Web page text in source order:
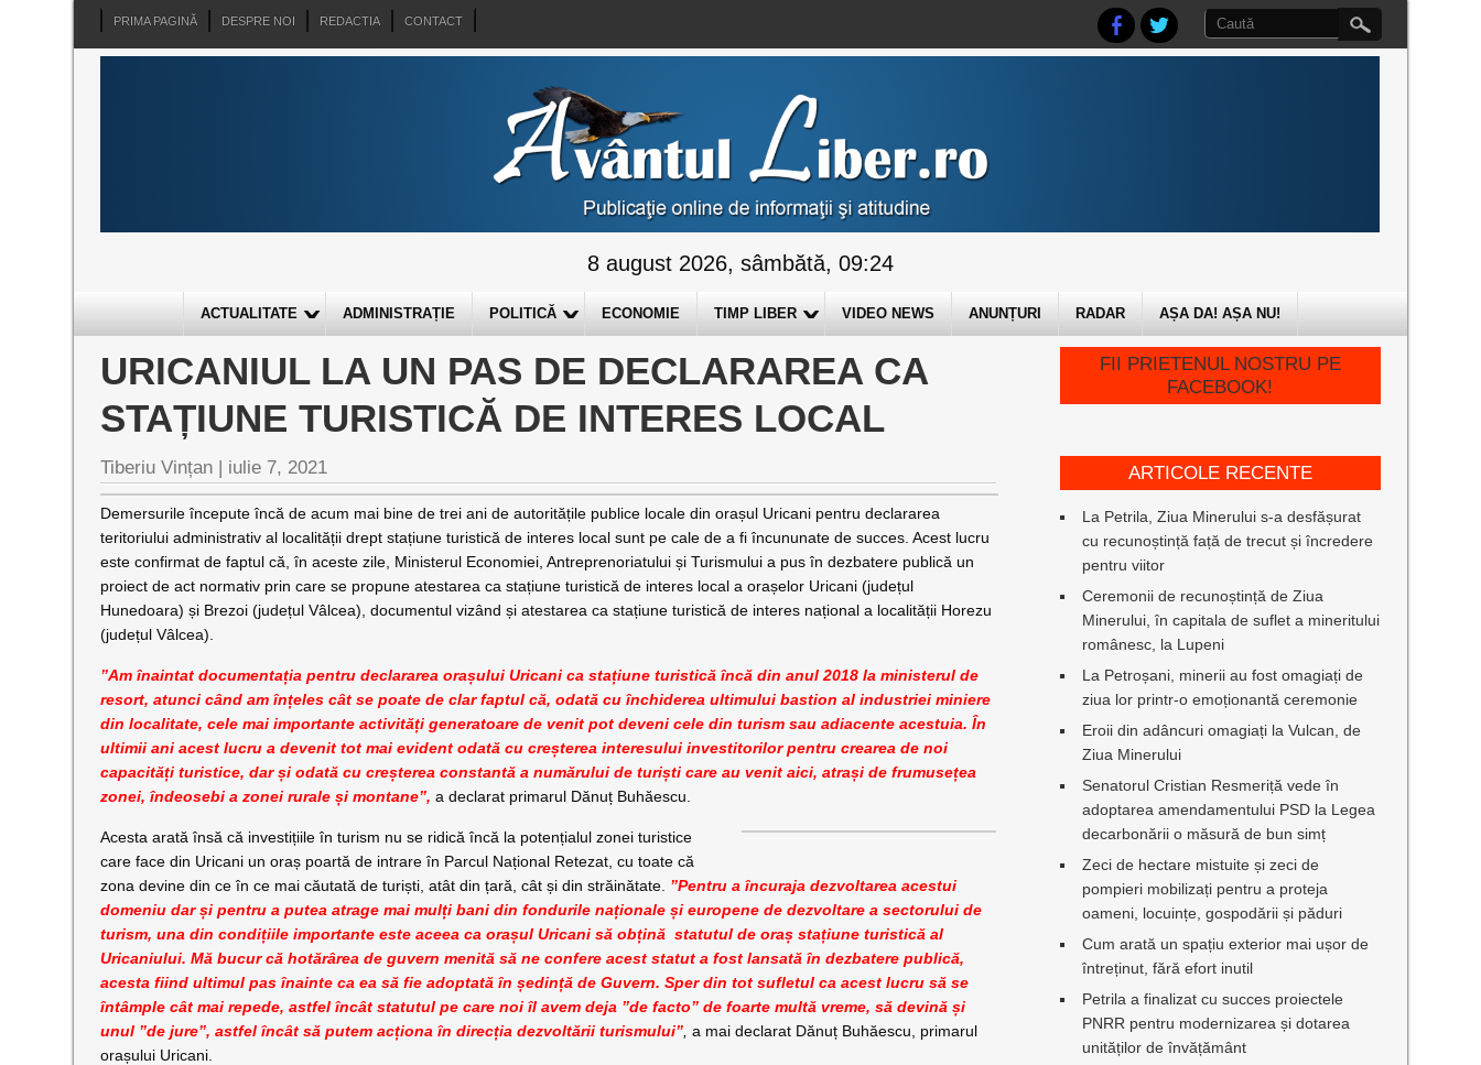
PRIMA PAGINĂ DESPRE NOI REDACTIA CONTACT
8 august 2026, sâmbătă, 09:24
ACTUALITATE ADMINISTRAȚIE POLITICĂ ECONOMIE TIMP LIBER VIDEO NEWS ANUNȚURI RADAR AȘA DA! AȘA NU!
URICANIUL LA UN PAS DE DECLARAREA CA
STAȚIUNE TURISTICĂ DE INTERES LOCAL
Tiberiu Vințan | iulie 7, 2021
Demersurile începute încă de acum mai bine de trei ani de autoritățile publice locale din orașul Uricani pentru declararea
teritoriului administrativ al localității drept stațiune turistică de interes local sunt pe cale de a fi încununate de succes. Acest lucru
este confirmat de faptul că, în aceste zile, Ministerul Economiei, Antreprenoriatului și Turismului a pus în dezbatere publică un
proiect de act normativ prin care se propune atestarea ca stațiune turistică de interes local a orașelor Uricani (județul
Hunedoara) și Brezoi (județul Vâlcea), documentul vizând și atestarea ca stațiune turistică de interes național a localității Horezu
(județul Vâlcea).
”Am înaintat documentația pentru declararea orașului Uricani ca stațiune turistică încă din anul 2018 la ministerul de
resort, atunci când am înțeles cât se poate de clar faptul că, odată cu închiderea ultimului bastion al industriei miniere
din localitate, cele mai importante activități generatoare de venit pot deveni cele din turism sau adiacente acestuia. În
ultimii ani acest lucru a devenit tot mai evident odată cu creșterea interesului investitorilor pentru crearea de noi
capacități turistice, dar și odată cu creșterea constantă a numărului de turiști care au venit aici, atrași de frumusețea
zonei, îndeosebi a zonei rurale și montane”, a declarat primarul Dănuț Buhăescu.
Acesta arată însă că investițiile în turism nu se ridică încă la potențialul zonei turistice
care face din Uricani un oraș poartă de intrare în Parcul Național Retezat, cu toate că
zona devine din ce în ce mai căutată de turiști, atât din țară, cât și din străinătate. ”Pentru a încuraja dezvoltarea acestui
domeniu dar și pentru a putea atrage mai mulți bani din fondurile naționale și europene de dezvoltare a sectorului de
turism, una din condițiile importante este aceea ca orașul Uricani să obțină statutul de oraș stațiune turistică al
Uricaniului. Mă bucur că hotărârea de guvern menită să ne confere acest statut a fost lansată în dezbatere publică,
acesta fiind ultimul pas înainte ca ea să fie adoptată în ședință de Guvern. Sper din tot sufletul ca acest lucru să se
întâmple cât mai repede, astfel încât statutul pe care noi îl avem deja ”de facto” de foarte multă vreme, să devină și
unul ”de jure”, astfel încât să putem acționa în direcția dezvoltării turismului” a mai declarat Dănuț Buhăescu, primarul
orașului Uricani.
FII PRIETENUL NOSTRU PE
FACEBOOK!
ARTICOLE RECENTE
La Petrila, Ziua Minerului s-a desfășurat
cu recunoștință față de trecut și încredere
pentru viitor
Ceremonii de recunoștință de Ziua
Minerului, în capitala de suflet a mineritului
românesc, la Lupeni
La Petroșani, minerii au fost omagiați de
ziua lor printr-o emoționantă ceremonie
Eroii din adâncuri omagiați la Vulcan, de
Ziua Minerului
Senatorul Cristian Resmeriță vede în
adoptarea amendamentului PSD la Legea
decarbonării o măsură de bun simț
Zeci de hectare mistuite și zeci de
pompieri mobilizați pentru a proteja
oameni, locuințe, gospodării și păduri
Cum arată un spațiu exterior mai ușor de
întreținut, fără efort inutil
Petrila a finalizat cu succes proiectele
PNRR pentru modernizarea și dotarea
unităților de învățământ